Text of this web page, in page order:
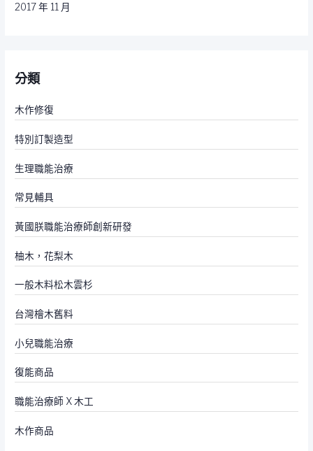
2017 年 11 月
分類
木作修復
特別訂製造型
生理職能治療
常見輔具
黃國朕職能治療師創新研發
柚木，花梨木
一般木料松木雲杉
台灣檜木舊料
小兒職能治療
復能商品
職能治療師 X 木工
木作商品